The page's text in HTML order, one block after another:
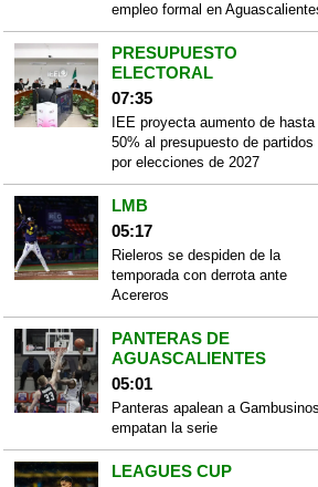
empleo formal en
PRESUPUESTO
ELECTORAL
07:35
IEE proyecta aumento de hasta
50% al presupuesto de partidos
por elecciones de 2027
LMB
05:17
Rieleros se despiden de la
temporada con derrota ante
Acereros
PANTERAS DE
AGUASCALIENTES
05:01
Panteras apalean a
empatan la serie
LEAGUES CUP